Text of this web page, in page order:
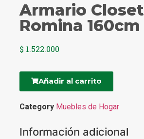
Armario Closet
Romina 160cm
$ 1.522.000
Añadir al carrito
Category Muebles de Hogar
Información adicional